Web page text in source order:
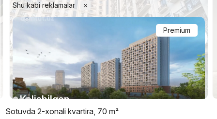
Shu kabi reklamalar ×
Premium
Kelishilgan
1/18
Sotuvda 2-xonali kvartira, 70 m²